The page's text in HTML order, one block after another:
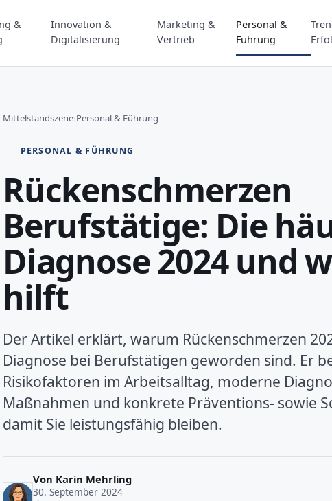
&
Innovation &
Digitalisierung
Marketing &
Vertrieb
Personal &
Führung
Mittelstandszene›Personal & Führung
PERSONAL & FÜHRUNG
Rückenschmerzen
Berufstätige: Die
Diagnose 2024 und
hilft
Der Artikel erklärt, warum Rückenschmerzen
Diagnose bei Berufstätigen geworden sind. Er
Risikofaktoren im Arbeitsalltag, moderne
Maßnahmen und konkrete Präventions- sowie
damit Sie leistungsfähig bleiben.
Von Karin Mehrling
30. September 2024